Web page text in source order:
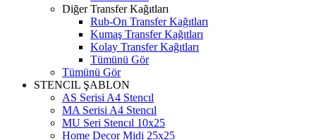
Diğer Transfer Kağıtları
Rub-On Transfer Kağıtları
Kumaş Transfer Kağıtları
Kolay Transfer Kağıtları
Tümünü Gör
Tümünü Gör
STENCIL ŞABLON
AS Serisi A4 Stencıl
MA Serisi A4 Stencıl
MU Seri Stencıl 10x25
Home Decor Midi 25x25